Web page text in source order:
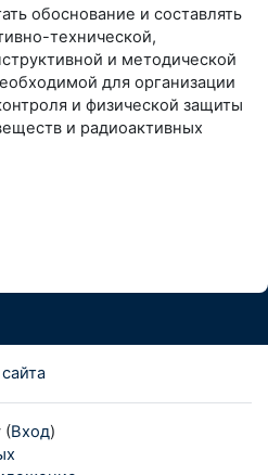
обоснование и составлять
технической,
и методической
для организации
и физической защиты
и радиоактивных
(Вход)